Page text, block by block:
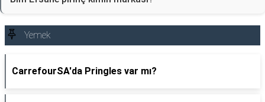
Yemek
CarrefourSA'da Pringles var mı?